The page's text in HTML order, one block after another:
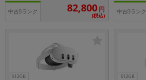
中古Bランク 82,800 円
(税込)
中古Bランク
512GB 512GB